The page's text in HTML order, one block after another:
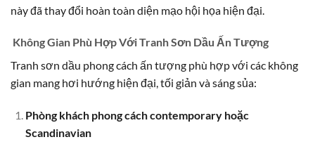
này đã thay đổi hoàn toàn diện mạo hội họa hiện đại.
Không Gian Phù Hợp Với Tranh Sơn Dầu Ấn Tượng
Tranh sơn dầu phong cách ấn tượng phù hợp với các không
gian mang hơi hướng hiện đại, tối giản và sáng sủa:
Phòng khách phong cách contemporary hoặc
Scandinavian